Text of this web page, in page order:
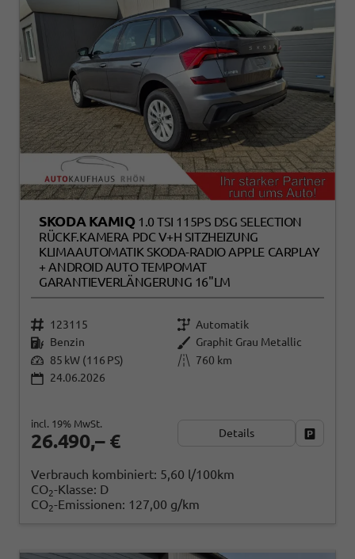
SKODA KAMIQ 1.0 TSI 115PS DSG SELECTION
RÜCKF.KAMERA PDC V+H SITZHEIZUNG
KLIMAAUTOMATIK SKODA-RADIO APPLE CARPLAY
+ ANDROID AUTO TEMPOMAT
GARANTIEVERLÄNGERUNG 16"LM
123115
Automatik
Benzin
Graphit Grau Metallic
85 kW (116 PS)
760 km
24.06.2026
26.490,– €
incl. 19% MwSt.
Details
Verbrauch kombiniert: 5,60 l/100km
CO2-Klasse: D
CO2-Emissionen: 127,00 g/km